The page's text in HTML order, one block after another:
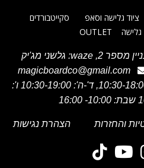
ציוד גלישה וסאפ
סקייטבורדים
גלישה
OUTLET
magicboardco@gmail.com
א' 10:30-19:00, ב'-ג': 10:30-18:00, ד'-ה': 10:30-19:00 ו':
והחזרות הצהרת נגישות